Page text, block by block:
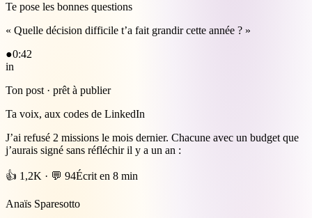
Te pose les bonnes questions
« Quelle décision difficile t’a fait grandir cette année ? »
●0:42
in
Ton post · prêt à publier
Ta voix, aux codes de LinkedIn
J’ai refusé 2 missions le mois dernier. Chacune avec un budget que
j’aurais signé sans réfléchir il y a un an :
👍 1,2K · 💬 94Écrit en 8 min
Anaïs Sparesotto